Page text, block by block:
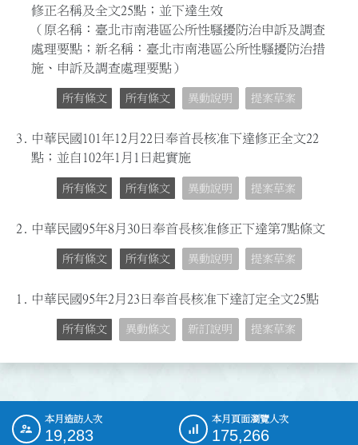
修正名稱及全文25點；並下達生效
（原名稱：臺北市南港區公所性騷擾防治申訴及調查
處理要點；新名稱：臺北市南港區公所性騷擾防治措
施、申訴及調查處理要點）
所有條文 所有條文 異動說明 提案草案
3. 中華民國101年12月22日奉首長核准下達修正全文22
點；並自102年1月1日起實施
所有條文 所有條文 異動說明 提案草案
2. 中華民國95年8月30日奉首長核准修正下達第7點條文
所有條文 所有條文 異動說明 提案草案
1. 中華民國95年2月23日奉首長核准下達訂定全文25點
所有條文 異動條文 新訂說明 提案草案
::: 本月造訪人次
19,283
本月頁面瀏覽人次
175,266